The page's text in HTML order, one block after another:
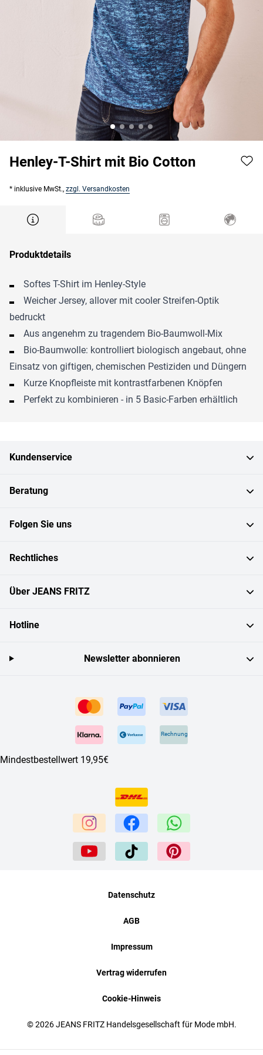
Henley-T-Shirt mit Bio Cotton
* inklusive MwSt., zzgl. Versandkosten
Produktdetails
Softes T-Shirt im Henley-Style
Weicher Jersey, allover mit cooler Streifen-Optik
bedruckt
Aus angenehm zu tragendem Bio-Baumwoll-Mix
Bio-Baumwolle: kontrolliert biologisch angebaut, ohne
Einsatz von giftigen, chemischen Pestiziden und Düngern
Kurze Knopfleiste mit kontrastfarbenen Knöpfen
Perfekt zu kombinieren - in 5 Basic-Farben erhältlich
Kundenservice
Beratung
Folgen Sie uns
Rechtliches
Über JEANS FRITZ
Hotline
Rechnung
Mindestbestellwert 19,95€
Newsletter abonnieren
© 2026 JEANS FRITZ Handelsgesellschaft für Mode mbH.
Datenschutz
AGB
Impressum
Vertrag widerrufen
Cookie-Hinweis